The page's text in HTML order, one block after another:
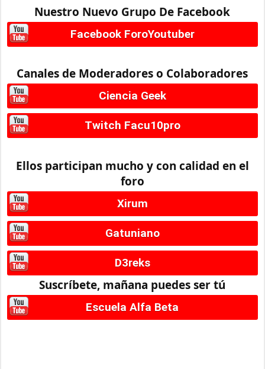
Nuestro Nuevo Grupo De Facebook
Facebook ForoYoutuber
Canales de Moderadores o Colaboradores
Ciencia Geek
Twitch Facu10pro
Ellos participan mucho y con calidad en el
foro
Xirum
Gatuniano
D3reks
Suscríbete, mañana puedes ser tú
Escuela Alfa Beta